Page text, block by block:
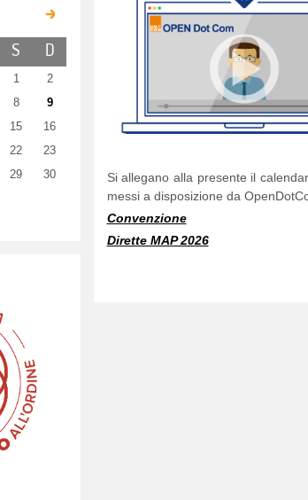
Si allegano alla presente il
messi a disposizione da
Convenzione
Dirette MAP 2026
S D
1
2
8
9
15
16
22
23
29
30